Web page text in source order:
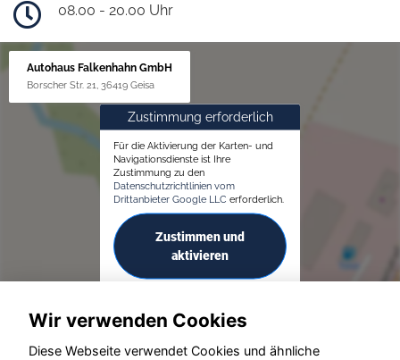
08.00 - 20.00 Uhr
Autohaus Falkenhahn GmbH
Borscher Str. 21, 36419 Geisa
Zustimmung erforderlich
Für die Aktivierung der Karten- und
Navigationsdienste ist Ihre
Zustimmung zu den
Datenschutzrichtlinien vom
Drittanbieter Google LLC erforderlich.
Zustimmen und
aktivieren
Wir verwenden Cookies
Diese Webseite verwendet Cookies und ähnliche